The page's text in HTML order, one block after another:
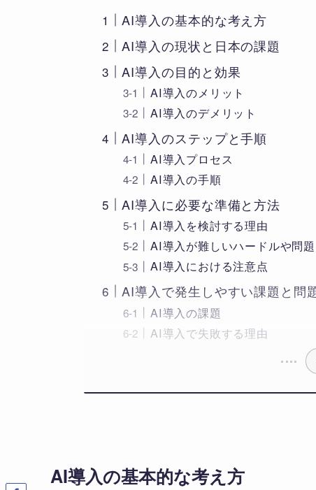
AI導入の基本的な考え方
AI導入の現状と日本の課題
AI導入の目的と効果
AI導入のメリット
AI導入のデメリット
AI導入のステップと手順
AI導入プロセス
AI導入の手順
AI導入に必要な準備と方法
AI導入を検討する理由
AI導入が難しいハードルや問題
AI導入における注意点
AI導入で発生しやすい課題と問
AI導入の課題
AI導入で失敗する理由
AI導入の基本的な考え方